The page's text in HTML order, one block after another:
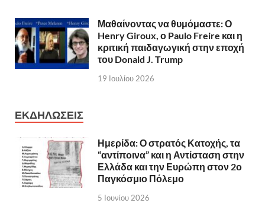
Μαθαίνοντας να θυμόμαστε: Ο
Henry Giroux, ο Paulo Freire και η
κριτική παιδαγωγική στην εποχή
του Donald J. Trump
19 Ιουλίου 2026
ΕΚΔΗΛΩΣΕΙΣ
Ημερίδα: Ο στρατός Κατοχής, τα
“αντίποινα” και η Αντίσταση στην
Ελλάδα και την Ευρώπη στον 2ο
Παγκόσμιο Πόλεμο
5 Ιουνίου 2026